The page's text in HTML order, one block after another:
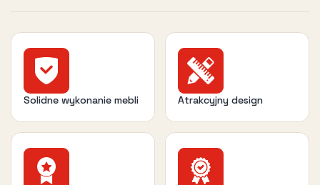
Solidne wykonanie mebli Atrakcyjny design